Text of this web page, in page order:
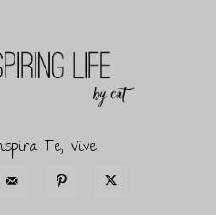
Te, Vive